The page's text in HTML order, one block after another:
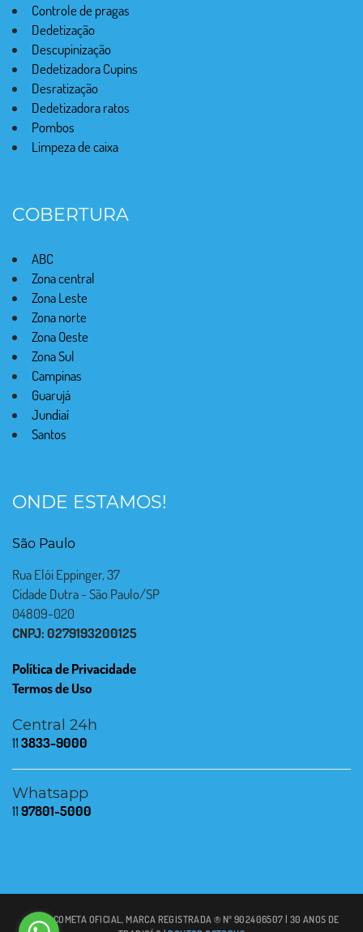
Controle de pragas
Dedetização
Descupinização
Dedetizadora Cupins
Desratização
Dedetizadora ratos
Pombos
Limpeza de caixa
COBERTURA
ABC
Zona central
Zona Leste
Zona norte
Zona Oeste
Zona Sul
Campinas
Guarujá
Jundiaí
Santos
ONDE ESTAMOS!
São Paulo
Rua Elói Eppinger, 37
Cidade Dutra - São Paulo/SP
04809-020
CNPJ: 0279193200125
Política de Privacidade
Termos de Uso
Central 24h
113833-9000
Whatsapp
1197801-5000
© 2021 COMETA OFICIAL, MARCA REGISTRADA ® Nº 902406507 | 30 ANOS DE